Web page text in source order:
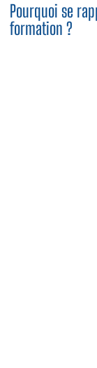
Pourquoi se
formation ?